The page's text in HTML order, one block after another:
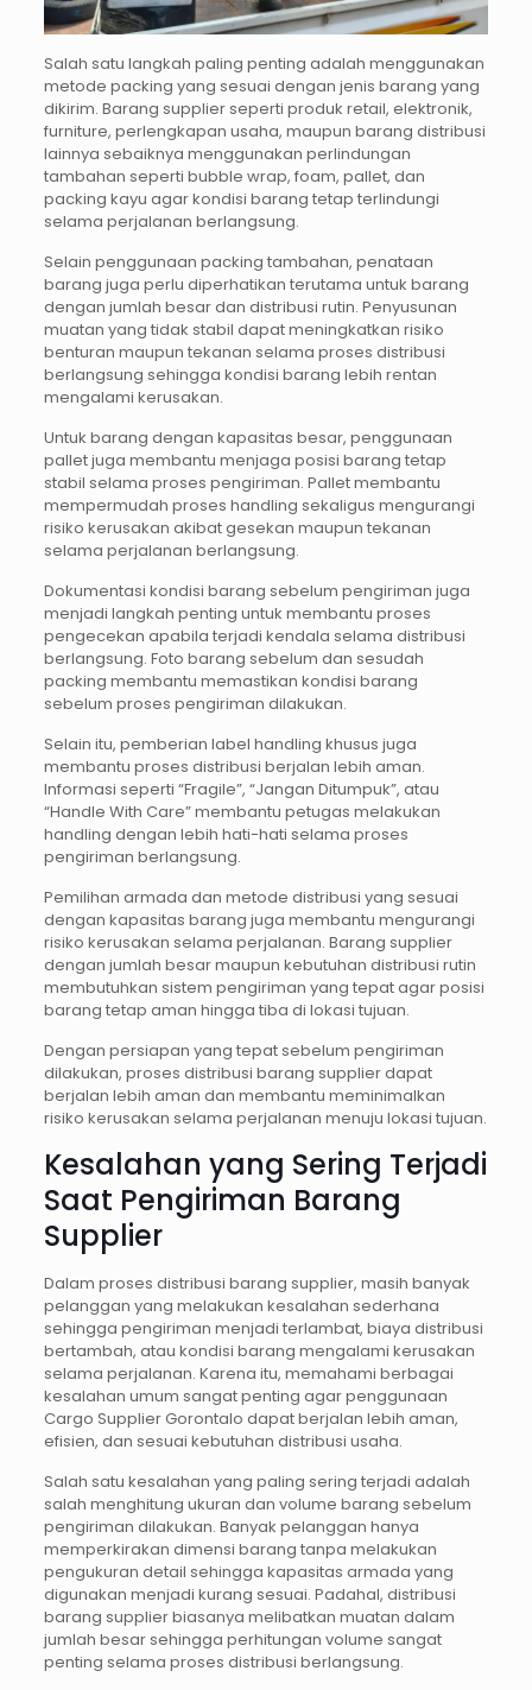
Salah satu langkah paling penting adalah menggunakan
metode packing yang sesuai dengan jenis barang yang
dikirim. Barang supplier seperti produk retail, elektronik,
furniture, perlengkapan usaha, maupun barang distribusi
lainnya sebaiknya menggunakan perlindungan
tambahan seperti bubble wrap, foam, pallet, dan
packing kayu agar kondisi barang tetap terlindungi
selama perjalanan berlangsung.
Selain penggunaan packing tambahan, penataan
barang juga perlu diperhatikan terutama untuk barang
dengan jumlah besar dan distribusi rutin. Penyusunan
muatan yang tidak stabil dapat meningkatkan risiko
benturan maupun tekanan selama proses distribusi
berlangsung sehingga kondisi barang lebih rentan
mengalami kerusakan.
Untuk barang dengan kapasitas besar, penggunaan
pallet juga membantu menjaga posisi barang tetap
stabil selama proses pengiriman. Pallet membantu
mempermudah proses handling sekaligus mengurangi
risiko kerusakan akibat gesekan maupun tekanan
selama perjalanan berlangsung.
Dokumentasi kondisi barang sebelum pengiriman juga
menjadi langkah penting untuk membantu proses
pengecekan apabila terjadi kendala selama distribusi
berlangsung. Foto barang sebelum dan sesudah
packing membantu memastikan kondisi barang
sebelum proses pengiriman dilakukan.
Selain itu, pemberian label handling khusus juga
membantu proses distribusi berjalan lebih aman.
Informasi seperti “Fragile”, “Jangan Ditumpuk”, atau
“Handle With Care” membantu petugas melakukan
handling dengan lebih hati-hati selama proses
pengiriman berlangsung.
Pemilihan armada dan metode distribusi yang sesuai
dengan kapasitas barang juga membantu mengurangi
risiko kerusakan selama perjalanan. Barang supplier
dengan jumlah besar maupun kebutuhan distribusi rutin
membutuhkan sistem pengiriman yang tepat agar posisi
barang tetap aman hingga tiba di lokasi tujuan.
Dengan persiapan yang tepat sebelum pengiriman
dilakukan, proses distribusi barang supplier dapat
berjalan lebih aman dan membantu meminimalkan
risiko kerusakan selama perjalanan menuju lokasi tujuan.
Kesalahan yang Sering Terjadi
Saat Pengiriman Barang
Supplier
Dalam proses distribusi barang supplier, masih banyak
pelanggan yang melakukan kesalahan sederhana
sehingga pengiriman menjadi terlambat, biaya distribusi
bertambah, atau kondisi barang mengalami kerusakan
selama perjalanan. Karena itu, memahami berbagai
kesalahan umum sangat penting agar penggunaan
Cargo Supplier Gorontalo dapat berjalan lebih aman,
efisien, dan sesuai kebutuhan distribusi usaha.
Salah satu kesalahan yang paling sering terjadi adalah
salah menghitung ukuran dan volume barang sebelum
pengiriman dilakukan. Banyak pelanggan hanya
memperkirakan dimensi barang tanpa melakukan
pengukuran detail sehingga kapasitas armada yang
digunakan menjadi kurang sesuai. Padahal, distribusi
barang supplier biasanya melibatkan muatan dalam
jumlah besar sehingga perhitungan volume sangat
penting selama proses distribusi berlangsung.